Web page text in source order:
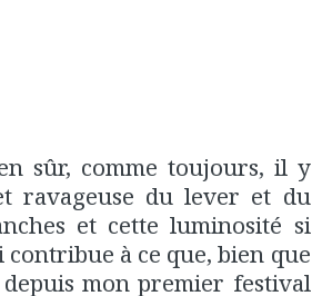
sûr, comme toujours, il y
ravageuse du lever et du
et cette luminosité si
à ce que, bien que
depuis mon premier festival